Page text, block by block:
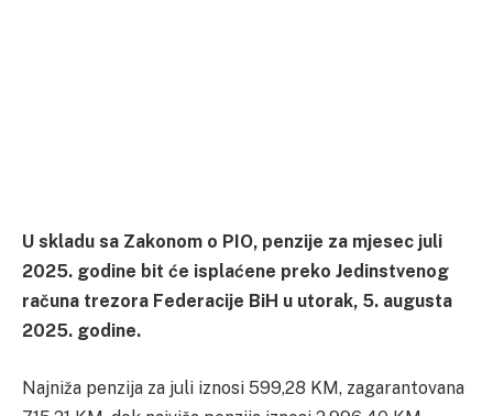
U skladu sa Zakonom o PIO, penzije za mjesec juli
2025. godine bit će isplaćene preko Jedinstvenog
računa trezora Federacije BiH u utorak, 5. augusta
2025. godine.
Najniža penzija za juli iznosi 599,28 KM, zagarantovana